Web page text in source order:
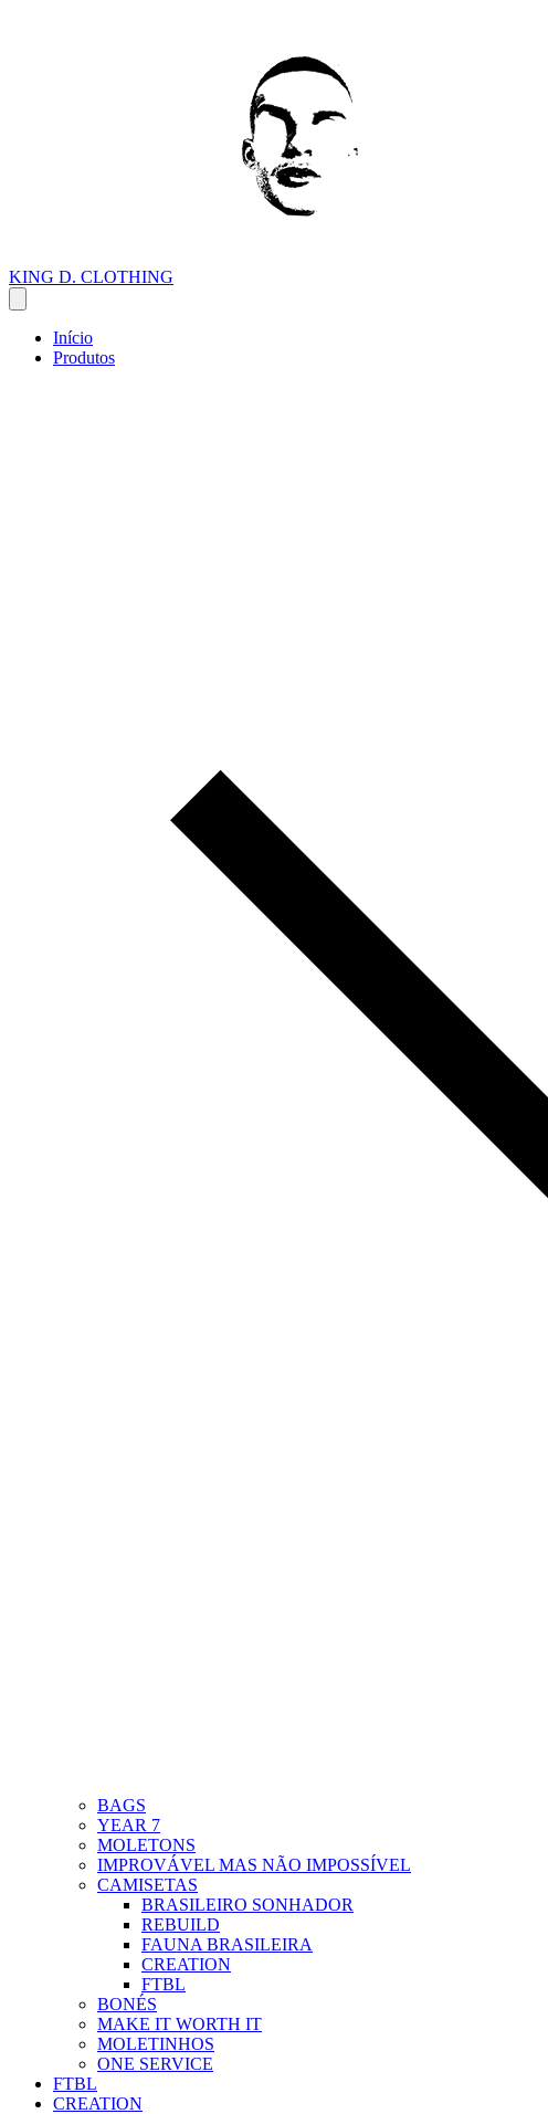
KING D. CLOTHING
Início
Produtos
BAGS
YEAR 7
MOLETONS
IMPROVÁVEL MAS NÃO IMPOSSÍVEL
CAMISETAS
BRASILEIRO SONHADOR
REBUILD
FAUNA BRASILEIRA
CREATION
FTBL
BONÉS
MAKE IT WORTH IT
MOLETINHOS
ONE SERVICE
FTBL
CREATION